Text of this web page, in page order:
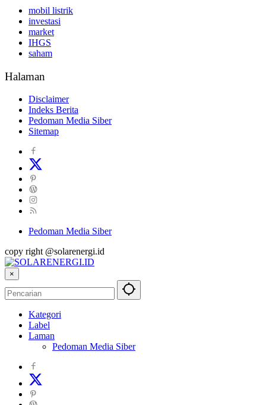
mobil listrik
investasi
market
IHGS
saham
Halaman
Disclaimer
Indeks Berita
Pedoman Media Siber
Sitemap
Pedoman Media Siber
copy right @solarenergi.id
×
Kategori
Label
Laman
Pedoman Media Siber